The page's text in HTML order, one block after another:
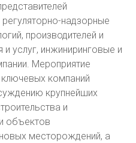
надзорные
производителей и
услуг, инжиниринговые и
Мероприятие
компаний
крупнейших
и
объектов
месторождений, а